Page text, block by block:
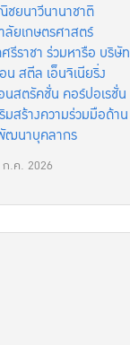
ยนาวีนานาชาติ
ลัยเกษตรศาสตร์
รีราชา ร่วมหารือ บริษัท
สตีล เอ็นจิเนียริ่ง
สตรัคชั่น คอร์ปอเรชั่น
มสร้างความร่วมมือด้าน
ฒนาบุคลากร
.ค. 2026